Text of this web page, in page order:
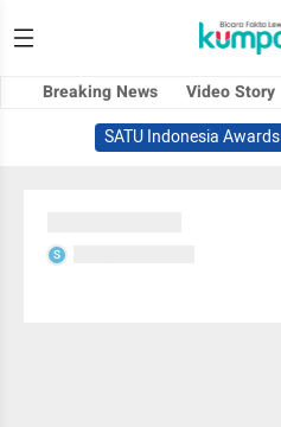
Breaking News Video Story
SATU Indonesia Awards
S